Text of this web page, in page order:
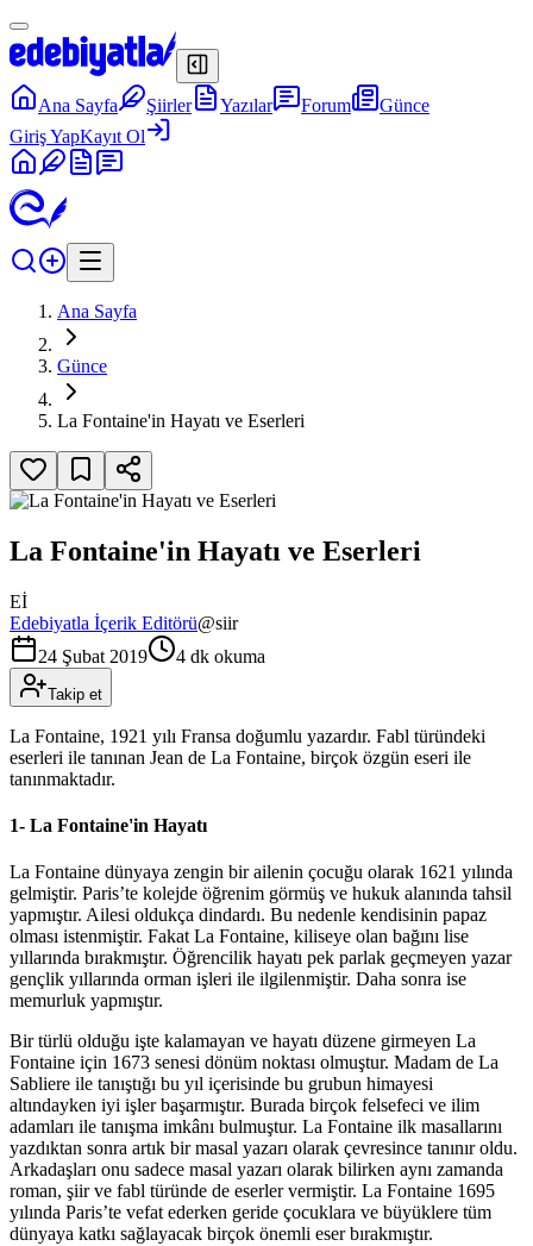
Ana Sayfa Şiirler Yazılar Forum
Günce
Giriş YapKayıt Ol
Ana Sayfa
Günce
La Fontaine'in Hayatı ve Eserleri
La Fontaine'in Hayatı ve Eserleri
Eİ
Edebiyatla İçerik Editörü@siir
24 Şubat 2019
4 dk okuma
Takip et
La Fontaine, 1921 yılı Fransa doğumlu yazardır. Fabl türündeki
eserleri ile tanınan Jean de La Fontaine, birçok özgün eseri ile
tanınmaktadır.
1- La Fontaine'in Hayatı
La Fontaine dünyaya zengin bir ailenin çocuğu olarak 1621 yılında
gelmiştir. Paris’te kolejde öğrenim görmüş ve hukuk alanında tahsil
yapmıştır. Ailesi oldukça dindardı. Bu nedenle kendisinin papaz
olması istenmiştir. Fakat La Fontaine, kiliseye olan bağını lise
yıllarında bırakmıştır. Öğrencilik hayatı pek parlak geçmeyen yazar
gençlik yıllarında orman işleri ile ilgilenmiştir. Daha sonra ise
memurluk yapmıştır.
Bir türlü olduğu işte kalamayan ve hayatı düzene girmeyen La
Fontaine için 1673 senesi dönüm noktası olmuştur. Madam de La
Sabliere ile tanıştığı bu yıl içerisinde bu grubun himayesi
altındayken iyi işler başarmıştır. Burada birçok felsefeci ve ilim
adamları ile tanışma imkânı bulmuştur. La Fontaine ilk masallarını
yazdıktan sonra artık bir masal yazarı olarak çevresince tanınır oldu.
Arkadaşları onu sadece masal yazarı olarak bilirken aynı zamanda
roman, şiir ve fabl türünde de eserler vermiştir. La Fontaine 1695
yılında Paris’te vefat ederken geride çocuklara ve büyüklere tüm
dünyaya katkı sağlayacak birçok önemli eser bırakmıştır.